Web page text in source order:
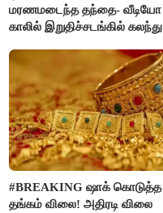
மரணமடைந்த தந்தை- வீடியோ
காலில் இறுதிச்சடங்கில் கலந்து
#BREAKING ஷாக் கொடுத்த
தங்கம் விலை! அதிரடி விலை